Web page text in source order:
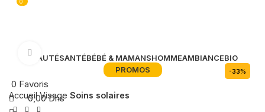
BEAUTÉSANTÉBÉBÉ & MAMANSHOMMEAMBIANCEBIO
PROMOS
0 Favoris
0
0,00Dhs
0
-33%
Agrandir
AccueilVisage Soins solaires